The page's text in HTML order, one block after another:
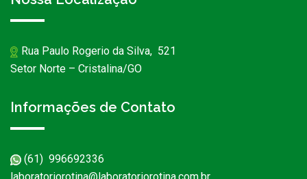
Rua Paulo Rogerio da Silva, 521
Setor Norte – Cristalina/GO
Informações de Contato
(61) 996692336